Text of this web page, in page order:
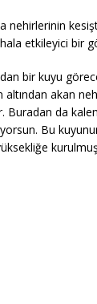
nehirlerinin
etkileyici bir
bir kuyu
akan
Buradan da
Bu